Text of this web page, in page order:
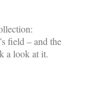
field – and the
a look at it.